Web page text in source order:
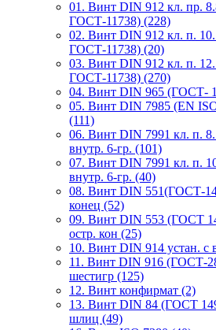
01. Винт DIN 912 кл. пр.
ГОСТ-11738) (228)
02. Винт DIN 912 кл. п.
ГОСТ-11738) (20)
03. Винт DIN 912 кл. п.
ГОСТ-11738) (270)
04. Винт DIN 965 (ГОСТ-
05. Винт DIN 7985 (EN
(111)
06. Винт DIN 7991 кл. п.
внутр. 6-гр. (101)
07. Винт DIN 7991 кл. п.
внутр. 6-гр. (40)
08. Винт DIN 551(ГОСТ-
конец (52)
09. Винт DIN 553 (ГОСТ
остр. кон (25)
10. Винт DIN 914 устан. с
11. Винт DIN 916 (ГОСТ-
шестигр (125)
12. Винт конфирмат (2)
13. Винт DIN 84 (ГОСТ
шлиц (49)